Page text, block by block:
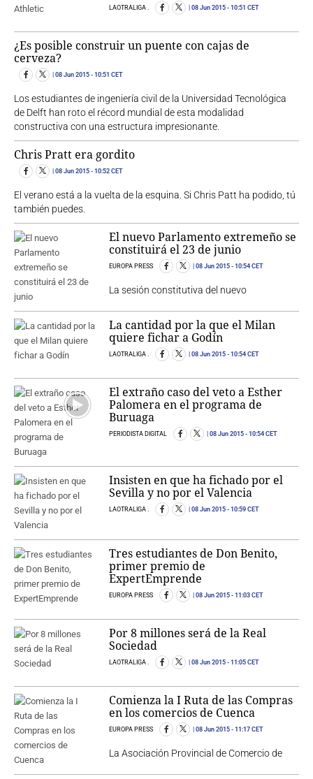
LAOTRALIGA . 08 Jun 2015 - 10:51 CET
¿Es posible construir un puente con cajas de
cerveza?
08 Jun 2015 - 10:51 CET
Los estudiantes de ingeniería civil de la Universidad Tecnológica
de Delft han roto el récord mundial de esta modalidad
constructiva con una estructura impresionante.
Chris Pratt era gordito
08 Jun 2015 - 10:52 CET
El verano está a la vuelta de la esquina. Si Chris Patt ha podido, tú
también puedes.
El nuevo Parlamento extremeño se
constituirá el 23 de junio
EUROPA PRESS 08 Jun 2015 - 10:54 CET
La sesión constitutiva del nuevo
La cantidad por la que el Milan
quiere fichar a Godín
LAOTRALIGA . 08 Jun 2015 - 10:54 CET
El extraño caso del veto a Esther
Palomera en el programa de
Buruaga
PERIODISTA DIGITAL 08 Jun 2015 - 10:54 CET
Insisten en que ha fichado por el
Sevilla y no por el Valencia
LAOTRALIGA . 08 Jun 2015 - 10:59 CET
Tres estudiantes de Don Benito,
primer premio de
ExpertEmprende
EUROPA PRESS 08 Jun 2015 - 11:03 CET
Por 8 millones será de la Real
Sociedad
LAOTRALIGA . 08 Jun 2015 - 11:05 CET
Comienza la I Ruta de las Compras
en los comercios de Cuenca
EUROPA PRESS 08 Jun 2015 - 11:17 CET
La Asociación Provincial de Comercio de